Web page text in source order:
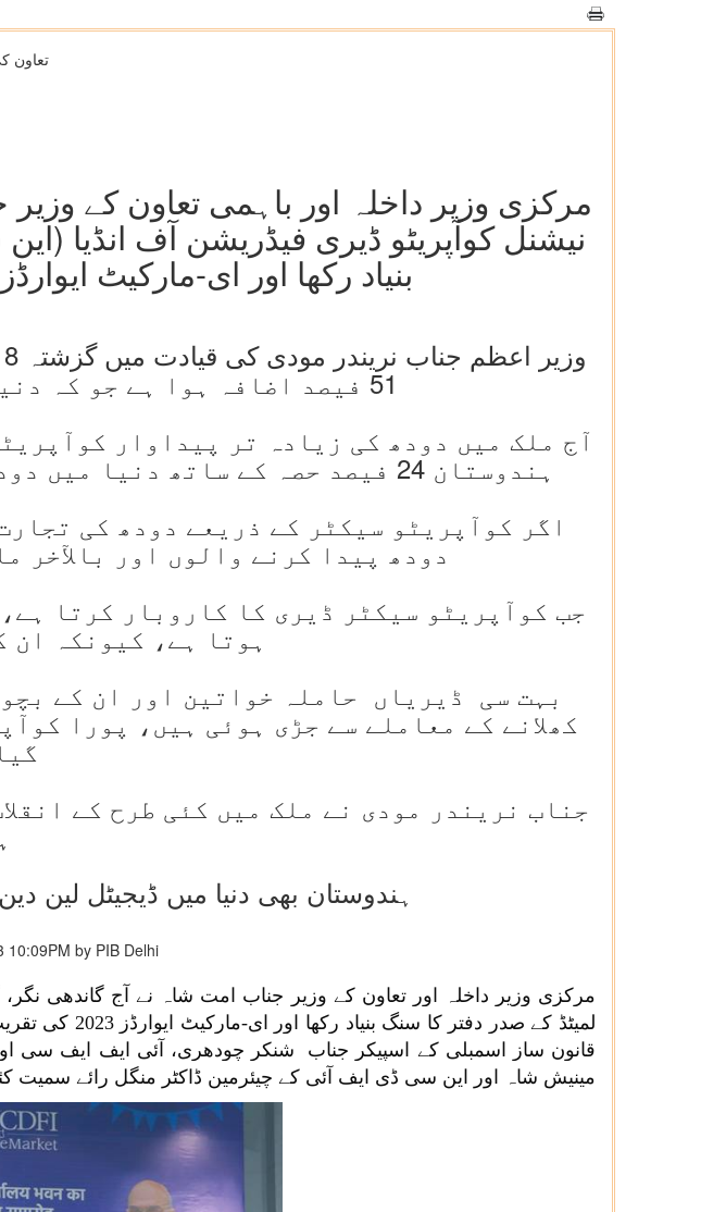
تعاون
مرکزی وزیر داخلہ اور باہمی تعاون کے
نیشنل کوآپریٹو ڈیری فیڈریشن آف انڈیا
بنیاد رکھا اور ای-مارکیٹ ایوارڈز 2023 کی تقریب سے خطاب کیا
51 فیصد اضافہ ہوا ہے جو کہ دنیا میں سب سے تیز رفتار اضافہ ہے
آج ملک میں دودھ کی زیادہ تر پیداوار
ہندوستان 24 فیصد حصہ کے ساتھ دنیا میں دودھ کی پیداوار میں پہلے نمبر پر پہنچ گیا ہے
اگر کوآپریٹو سیکٹر کے ذریعے دودھ کی
دودھ پیدا کرنے والوں اور بالآخر
جب کوآپریٹو سیکٹر ڈیری کا کاروبار کرتا
ہوتا ہے، کیونکہ ان
کھلانے کے معاملے سے جڑی ہوئی ہیں، پورا
جناب نریندر مودی نے ملک میں کئی طرح کے
ہندوستان بھی دنیا میں ڈیجیٹل
10:09PM by PIB Delhi
مرکزی وزیر داخلہ اور تعاون کے وزیر جناب امت شاہ نے آج گاندھی
لمیٹڈ کے صدر
قانون ساز اسمبلی کے اسپیکر جناب شنکر چودھری، آئی ایف ایف سی
مینیش شاہ اور این سی ڈی ایف آئی کے چیئرمین ڈاکٹر منگل رائے سمیت